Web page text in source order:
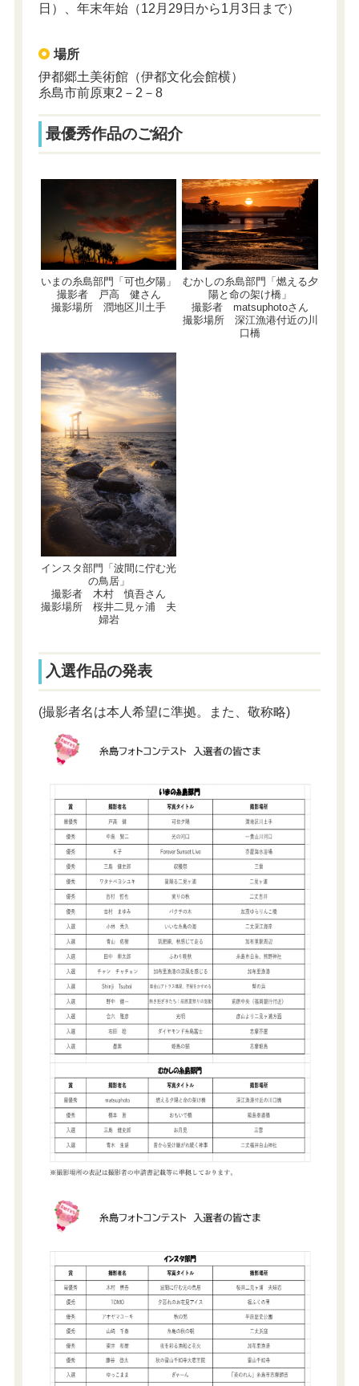
日）、年末年始（12月29日から1月3日まで）
場所
伊都郷土美術館（伊都文化会館横）
糸島市前原東2－2－8
最優秀作品のご紹介
いまの糸島部門「可也夕陽」
撮影者 戸高 健さん
撮影場所 潤地区川土手
むかしの糸島部門「燃える夕
陽と命の架け橋」
撮影者 matsuphotoさん
撮影場所 深江漁港付近の川
口橋
インスタ部門「波間に佇む光
の鳥居」
撮影者 木村 慎吾さん
撮影場所 桜井二見ヶ浦 夫
婦岩
入選作品の発表
(撮影者名は本人希望に準拠。また、敬称略)